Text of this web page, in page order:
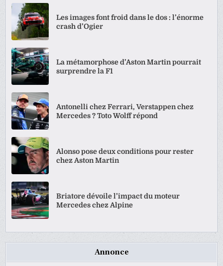
Les images font froid dans le dos : l’énorme
crash d’Ogier
La métamorphose d’Aston Martin pourrait
surprendre la F1
Antonelli chez Ferrari, Verstappen chez
Mercedes ? Toto Wolff répond
Alonso pose deux conditions pour rester
chez Aston Martin
Briatore dévoile l’impact du moteur
Mercedes chez Alpine
Annonce